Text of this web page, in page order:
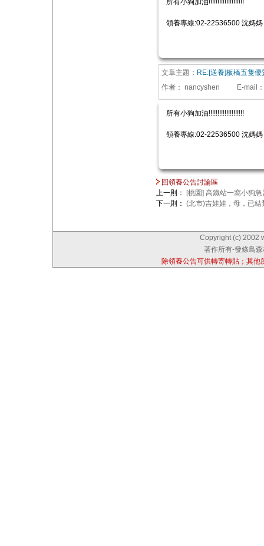
所有小狗加油!!!!!!!!!!!!!!!!!!!!
領養專線:02-22536500 沈媽媽
文章主題： RE:[送養]板橋五隻優
作者： nancyshen E-mail ：
所有小狗加油!!!!!!!!!!!!!!!!!!!!
領養專線:02-22536500 沈媽媽
回領養公告討論區
上一則：
[桃園] 高鐵站一窩小狗
下一則： (北市)吉娃娃，母，已結
Copyright (c) 2002
著作所有-發條鳥
除領養公告可供轉寄轉貼；其